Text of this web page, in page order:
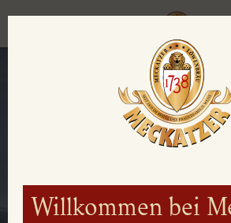
Willkommen bei